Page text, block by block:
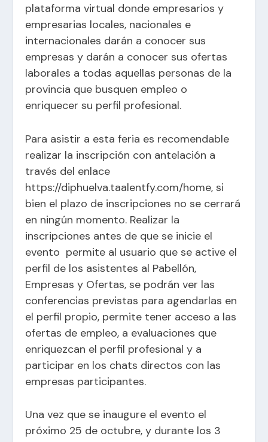
plataforma virtual donde empresarios y
empresarias locales, nacionales e
internacionales darán a conocer sus
empresas y darán a conocer sus ofertas
laborales a todas aquellas personas de la
provincia que busquen empleo o
enriquecer su perfil profesional.
Para asistir a esta feria es recomendable
realizar la inscripción con antelación a
través del enlace
https://diphuelva.taalentfy.com/home, si
bien el plazo de inscripciones no se cerrará
en ningún momento. Realizar la
inscripciones antes de que se inicie el
evento permite al usuario que se active el
perfil de los asistentes al Pabellón,
Empresas y Ofertas, se podrán ver las
conferencias previstas para agendarlas en
el perfil propio, permite tener acceso a las
ofertas de empleo, a evaluaciones que
enriquezcan el perfil profesional y a
participar en los chats directos con las
empresas participantes.
Una vez que se inaugure el evento el
próximo 25 de octubre, y durante los 3